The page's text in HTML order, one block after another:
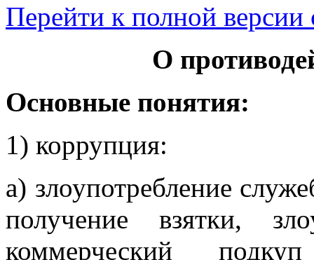
Перейти к полной версии
О
Основные понятия:
1) коррупция:
а) злоупотребление
получение взятки,
коммерческий